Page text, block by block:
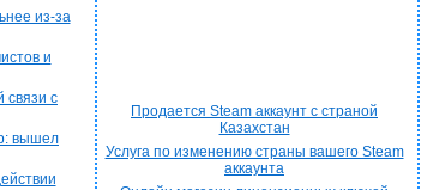
из-за
и
связи с
вышел
Продается Steam аккаунт с страной
Казахстан
Услуга по изменению страны вашего Steam
аккаунта